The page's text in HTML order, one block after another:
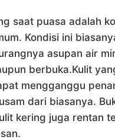
saat puasa adalah
Kondisi ini
asupan air
berbuka.Kulit
mengganggu
dari biasanya.
kering juga rentan